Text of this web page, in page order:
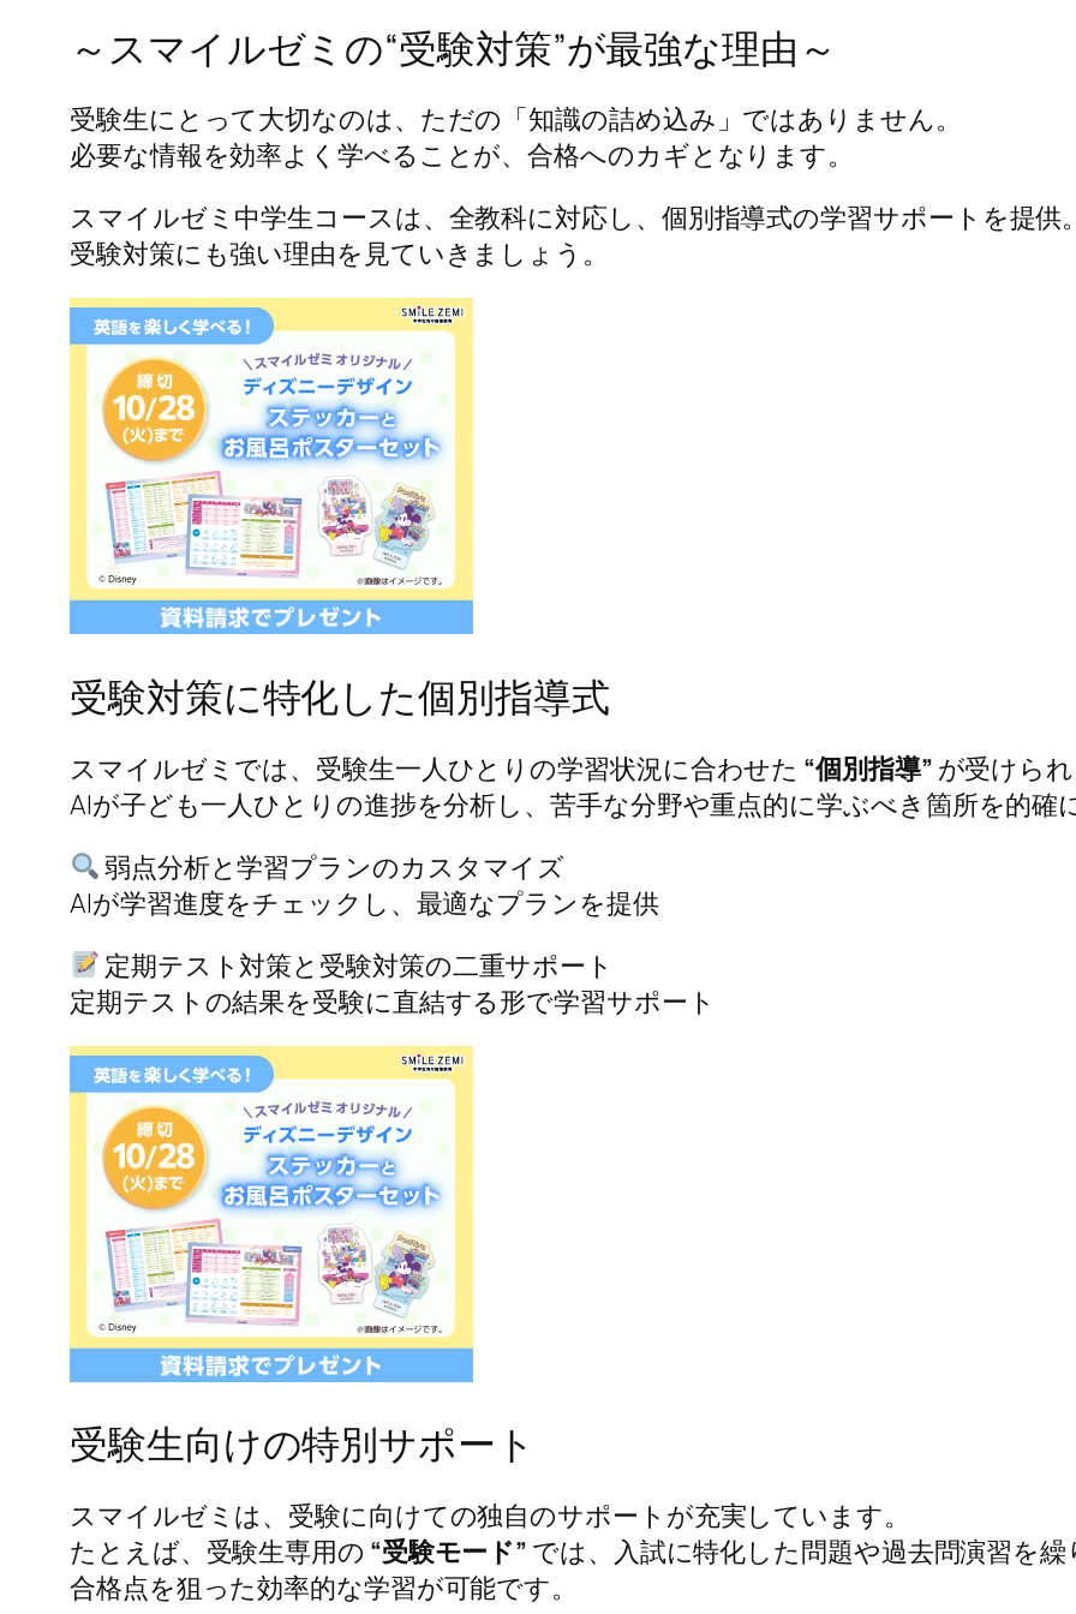
～スマイルゼミの“受験対策”が最強な理由～
受験生にとって大切なのは、ただの「知識の詰め込み」ではありません。
必要な情報を効率よく学べることが、合格へのカギとなります。
スマイルゼミ中学生コースは、全教科に対応し、個別指導式の学習サポートを提供。
受験対策にも強い理由を見ていきましょう。
受験対策に特化した個別指導式
スマイルゼミでは、受験生一人ひとりの学習状況に合わせた “個別指導” が受けられ
AIが子ども一人ひとりの進捗を分析し、苦手な分野や重点的に学ぶべき箇所を的確
弱点分析と学習プランのカスタマイズ
AIが学習進度をチェックし、最適なプランを提供
定期テスト対策と受験対策の二重サポート
定期テストの結果を受験に直結する形で学習サポート
受験生向けの特別サポート
スマイルゼミは、受験に向けての独自のサポートが充実しています。
たとえば、受験生専用の “受験モード” では、入試に特化した問題や過去問演習を繰
合格点を狙った効率的な学習が可能です。